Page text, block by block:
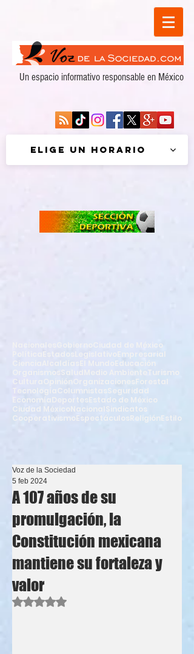
Un espacio informativo responsable en México
Elige un horario
Ciudad de México
Estados Legislativo
Empresarial
Ciencia
Alcaldías
Educación
Organismos Salud Medio AmbienteTurismo
Cultura
Opinión OrganizacionesForestal
Tecnología
ColumnistasSeguridad
Economía
DeportesEstado de México
Ciudad México
NacionalSindicatos
Cooperativismo EspectáculosReligiónEstilo
A 107 años de su
promulgación, la
Constitución mexicana
mantiene su fortaleza y
valor
Voz de la Sociedad
5 feb 2024
Obtuvo NaN de 5 estrellas.